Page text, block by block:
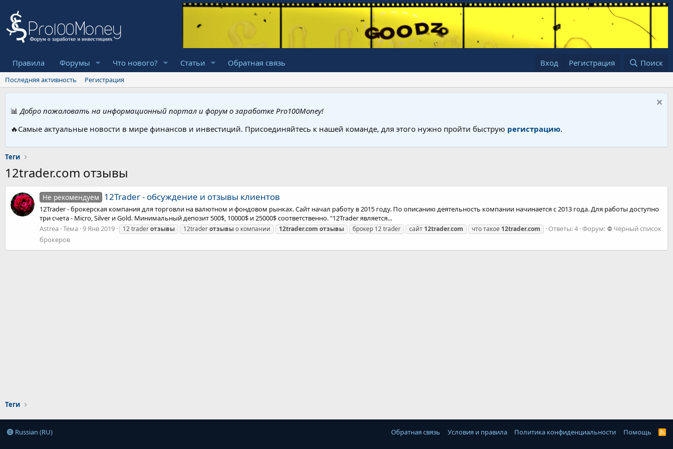
Правила Форумы Что нового? Статьи Обратная связь Вход Регистрация Поиск
Последняя активность Регистрация
📊 Добро пожаловать на информационный портал и форум о заработке Pro100Money!
🔥Самые актуальные новости в мире финансов и инвестиций. Присоединяйтесь к нашей команде, для этого нужно пройти быструю регистрацию.
Теги
12trader.com отзывы
Не рекомендуем 12Trader - обсуждение и отзывы клиентов
12Trader - брокерская компания для торговли на валютном и фондовом рынках. Сайт начал работу в 2015 году. По описанию деятельность компании начинается с 2013 года. Для работы доступно
три счета - Micro, Silver и Gold. Минимальный депозит 500$, 10000$ и 25000$ соответственно. "12Trader является...
Astrea Тема 9 Янв 2019 12 traderотзывы 12traderотзывыо компании 12trader.com отзывы брокер 12 trader сайт 12trader.com что такое 12trader.com Ответы: 4 Форум: ⛔ Чёрный список
брокеров
Теги
Russian (RU) Обратная связь Условия и правила Политика конфиденциальности Помощь
R